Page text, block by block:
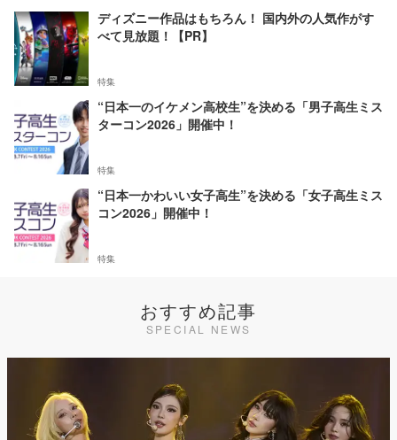
ディズニー作品はもちろん！ 国内外の人気作がす
べて見放題！【PR】
特集
“日本一のイケメン高校生”を決める「男子高生ミス
ターコン2026」開催中！
特集
“日本一かわいい女子高生”を決める「女子高生ミス
コン2026」開催中！
特集
おすすめ記事
SPECIAL NEWS